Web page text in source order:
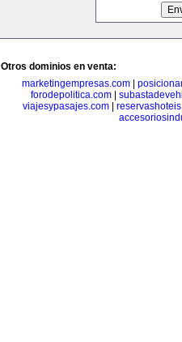
Otros dominios en venta:
marketingempresas.com
forodepolitica.com|
viajesypasajes.com